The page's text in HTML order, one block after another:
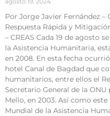
Por Jorge Javier Fernández
Respuesta Rápida y
– CREAS Cada 19 de agosto
la Asistencia Humanitaria,
en 2008. En esta fecha
hotel Canal de Bagdad que
humanitarios, entre ellos el
Secretario General de la ONU
Mello, en 2003. Así como
Mundial de la Asistencia